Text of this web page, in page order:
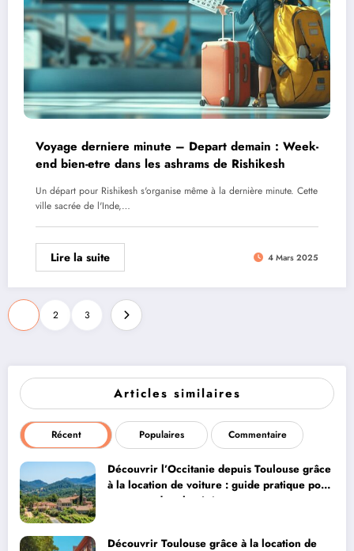
Voyage derniere minute – Depart demain : Week-
end bien-etre dans les ashrams de Rishikesh
Un départ pour Rishikesh s'organise même à la dernière minute. Cette
ville sacrée de l'Inde,…
Lire la suite 4 Mars 2025
Pagination
des
publications
2 3
Articles similaires
Récent Populaires Commentaire
Découvrir l’Occitanie depuis Toulouse grâce
à la location de voiture : guide pratique pour
rayonner dans la région rose
Découvrir Toulouse grâce à la location de